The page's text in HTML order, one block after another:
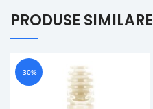
PRODUSE SIMILARE
-30%